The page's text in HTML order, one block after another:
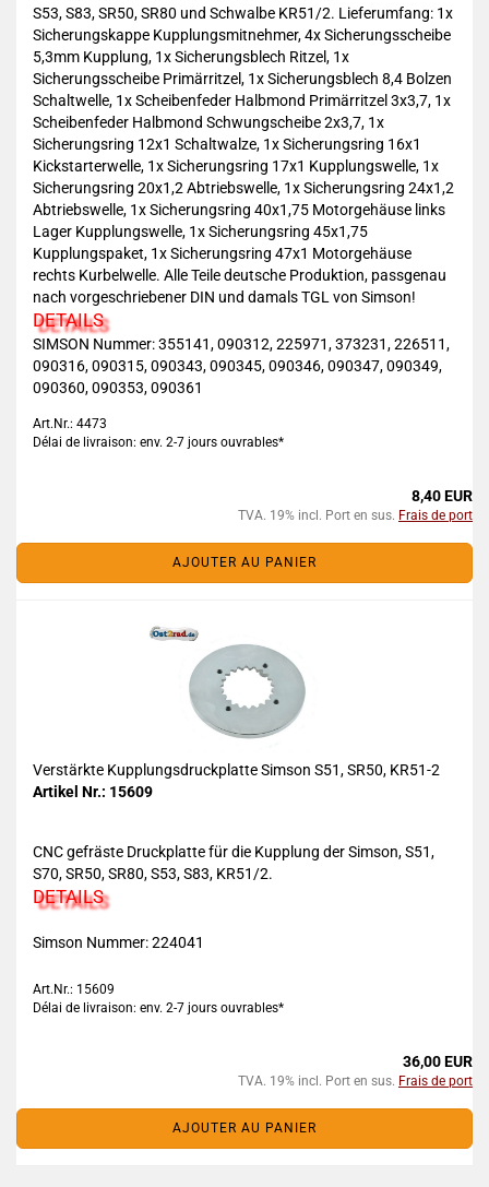
S53, S83, SR50, SR80 und Schwalbe KR51/2. Lieferumfang: 1x
Sicherungskappe Kupplungsmitnehmer, 4x Sicherungsscheibe
5,3mm Kupplung, 1x Sicherungsblech Ritzel, 1x
Sicherungsscheibe Primärritzel, 1x Sicherungsblech 8,4 Bolzen
Schaltwelle, 1x Scheibenfeder Halbmond Primärritzel 3x3,7, 1x
Scheibenfeder Halbmond Schwungscheibe 2x3,7, 1x
Sicherungsring 12x1 Schaltwalze, 1x Sicherungsring 16x1
Kickstarterwelle, 1x Sicherungsring 17x1 Kupplungswelle, 1x
Sicherungsring 20x1,2 Abtriebswelle, 1x Sicherungsring 24x1,2
Abtriebswelle, 1x Sicherungsring 40x1,75 Motorgehäuse links
Lager Kupplungswelle, 1x Sicherungsring 45x1,75
Kupplungspaket, 1x Sicherungsring 47x1 Motorgehäuse
rechts Kurbelwelle. Alle Teile deutsche Produktion, passgenau
nach vorgeschriebener DIN und damals TGL von Simson!
DETAILS
SIMSON Nummer: 355141, 090312, 225971, 373231, 226511,
090316, 090315, 090343, 090345, 090346, 090347, 090349,
090360, 090353, 090361
Art.Nr.: 4473
Délai de livraison: env. 2-7 jours ouvrables*
8,40 EUR
TVA. 19% incl. Port en sus. Frais de port
AJOUTER AU PANIER
Verstärkte Kupplungsdruckplatte Simson S51, SR50, KR51-2
Artikel Nr.: 15609
CNC gefräste Druckplatte für die Kupplung der Simson, S51,
S70, SR50, SR80, S53, S83, KR51/2.
DETAILS
Simson Nummer: 224041
Art.Nr.: 15609
Délai de livraison: env. 2-7 jours ouvrables*
36,00 EUR
TVA. 19% incl. Port en sus. Frais de port
AJOUTER AU PANIER